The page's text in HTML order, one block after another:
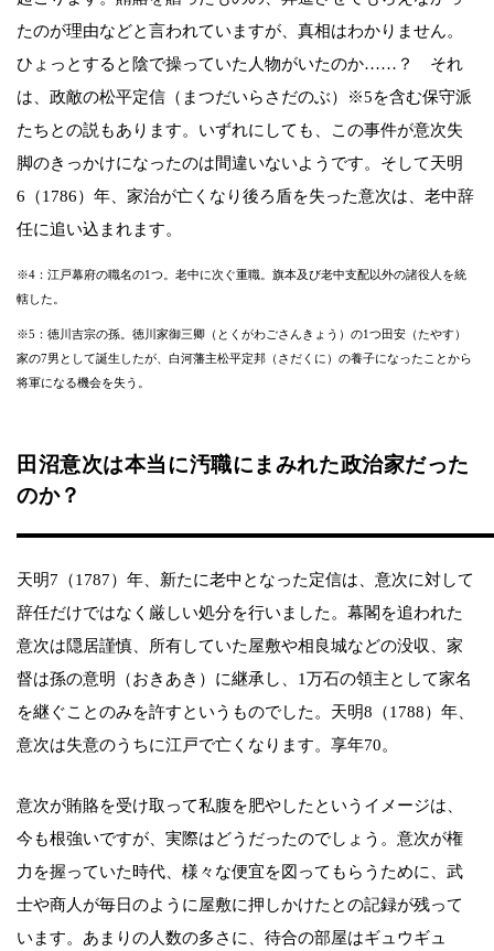
たのが理由などと言われていますが、真相はわかりません。
ひょっとすると陰で操っていた人物がいたのか……？ それ
は、政敵の松平定信（まつだいらさだのぶ）※5を含む保守派
たちとの説もあります。いずれにしても、この事件が意次失
脚のきっかけになったのは間違いないようです。そして天明
6（1786）年、家治が亡くなり後ろ盾を失った意次は、老中辞
任に追い込まれます。
※4：江戸幕府の職名の1つ。老中に次ぐ重職。旗本及び老中支配以外の諸役人を統
轄した。
※5：徳川吉宗の孫。徳川家御三卿（とくがわごさんきょう）の1つ田安（たやす）
家の7男として誕生したが、白河藩主松平定邦（さだくに）の養子になったことから
将軍になる機会を失う。
田沼意次は本当に汚職にまみれた政治家だった
のか？
天明7（1787）年、新たに老中となった定信は、意次に対して
辞任だけではなく厳しい処分を行いました。幕閣を追われた
意次は隠居謹慎、所有していた屋敷や相良城などの没収、家
督は孫の意明（おきあき）に継承し、1万石の領主として家名
を継ぐことのみを許すというものでした。天明8（1788）年、
意次は失意のうちに江戸で亡くなります。享年70。
意次が賄賂を受け取って私腹を肥やしたというイメージは、
今も根強いですが、実際はどうだったのでしょう。意次が権
力を握っていた時代、様々な便宜を図ってもらうために、武
士や商人が毎日のように屋敷に押しかけたとの記録が残って
います。あまりの人数の多さに、待合の部屋はギュウギュ